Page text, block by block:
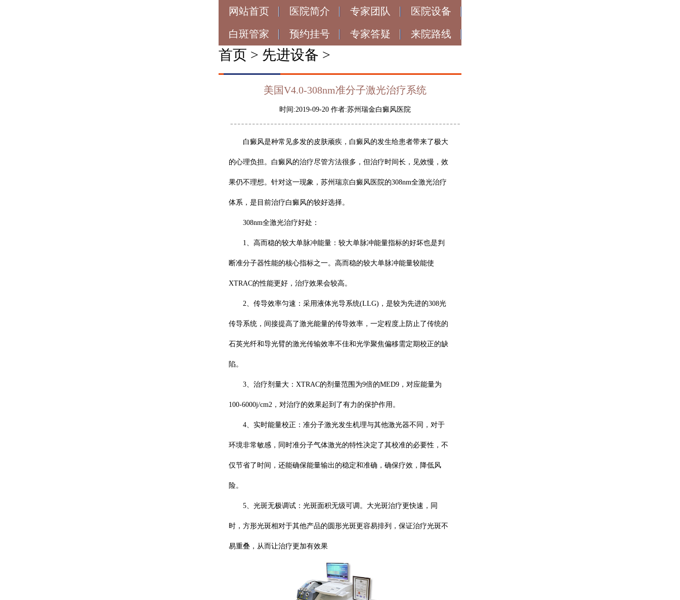
网站首页 医院简介 专家团队 医院设备
白斑管家 预约挂号 专家答疑 来院路线
首页 > 先进设备 >
美国V4.0-308nm准分子激光治疗系统
时间:2019-09-20 作者:苏州瑞金白癜风医院
白癜风是种常见多发的皮肤顽疾，白癜风的发生给患者带来了极大
的心理负担。白癜风的治疗尽管方法很多，但治疗时间长，见效慢，效
果仍不理想。针对这一现象，苏州瑞京白癜风医院的308nm全激光治疗
体系，是目前治疗白癜风的较好选择。
308nm全激光治疗好处：
1、高而稳的较大单脉冲能量：较大单脉冲能量指标的好坏也是判
断准分子器性能的核心指标之一。高而稳的较大单脉冲能量较能使
XTRAC的性能更好，治疗效果会较高。
2、传导效率匀速：采用液体光导系统(LLG)，是较为先进的308光
传导系统，间接提高了激光能量的传导效率，一定程度上防止了传统的
石英光纤和导光臂的激光传输效率不佳和光学聚焦偏移需定期校正的缺
陷。
3、治疗剂量大：XTRAC的剂量范围为9倍的MED9，对应能量为
100-6000j/cm2，对治疗的效果起到了有力的保护作用。
4、实时能量校正：准分子激光发生机理与其他激光器不同，对于
环境非常敏感，同时准分子气体激光的特性决定了其校准的必要性，不
仅节省了时间，还能确保能量输出的稳定和准确，确保疗效，降低风
险。
5、光斑无极调试：光斑面积无级可调。大光斑治疗更快速，同
时，方形光斑相对于其他产品的圆形光斑更容易排列，保证治疗光斑不
易重叠，从而让治疗更加有效果